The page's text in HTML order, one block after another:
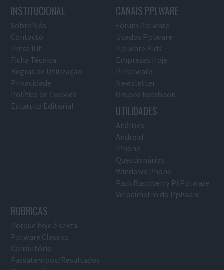
INSTITUCIONAL
Sobre Nós
Contacto
Press Kit
Ficha Técnica
Regras de Utilização
Privacidade
Política de Cookies
Estatuto Editorial
CANAIS PPLWARE
Fórum Pplware
Usados Pplware
Pplware Kids
Empresas Hoje
PiPplware
Newsletter
Grupos Facebook
UTILIDADES
Análises
Android
iPhone
Questionários
Windows Phone
Pack Raspberry Pi Pplware
Velocímetro do Pplware
RUBRICAS
Porque hoje é sexta
Pplware Classics…
Consultório
Passatempos/Resultados